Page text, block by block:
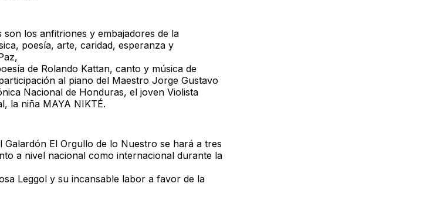
son los anfitriones y embajadores de la
poesía, arte, caridad, esperanza y
de Rolando Kattan, canto y música de
al piano del Maestro Jorge Gustavo
Nacional de Honduras, el joven Violista
la niña MAYA NIKTÉ.
El Orgullo de lo Nuestro se hará a tres
a nivel nacional como internacional durante la
Leggol y su incansable labor a favor de la